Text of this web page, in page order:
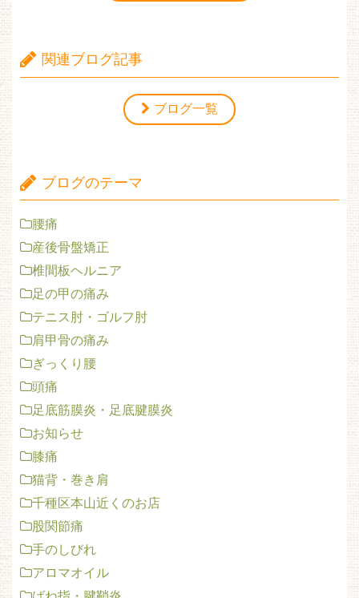
関連ブログ記事
ブログ一覧
ブログのテーマ
腰痛
産後骨盤矯正
椎間板ヘルニア
足の甲の痛み
テニス肘・ゴルフ肘
肩甲骨の痛み
ぎっくり腰
頭痛
足底筋膜炎・足底腱膜炎
お知らせ
膝痛
猫背・巻き肩
千種区本山近くのお店
股関節痛
手のしびれ
アロマオイル